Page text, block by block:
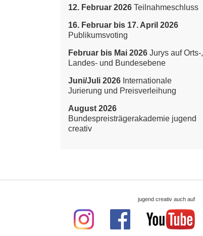
12. Februar 2026 Teilnahmeschluss
16. Februar bis 17. April 2026
Publikumsvoting
Februar bis Mai 2026 Jurys auf Orts-,
Landes- und Bundesebene
Juni/Juli 2026 Internationale
Jurierung und Preisverleihung
August 2026
Bundespreisträgerakademie jugend
creativ
jugend creativ auch auf